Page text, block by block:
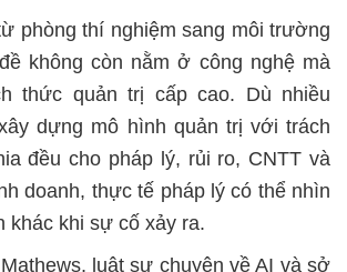
phòng thí nghiệm sang môi trường
không còn nằm ở công nghệ mà
thức quản trị cấp cao. Dù nhiều
dựng mô hình quản trị với trách
đều cho pháp lý, rủi ro, CNTT và
doanh, thực tế pháp lý có thể nhìn
khác khi sự cố xảy ra.
luật sư chuyên về AI và sở